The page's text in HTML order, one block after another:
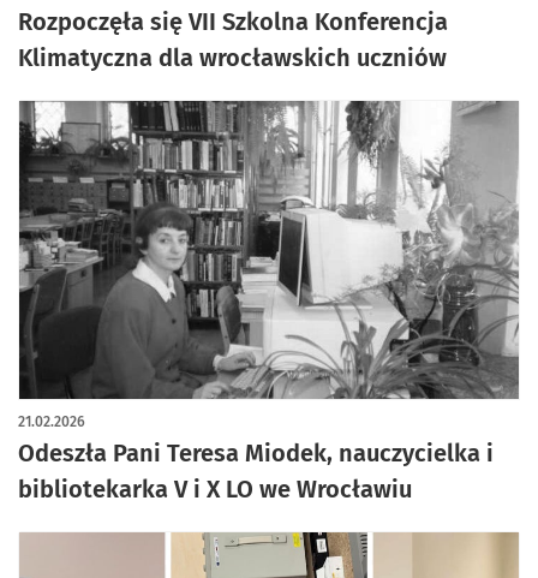
Rozpoczęła się VII Szkolna Konferencja
Klimatyczna dla wrocławskich uczniów
Odeszła Pani Teresa Miodek, nauczycielka i
bibliotekarka V i X LO we Wrocławiu
21.02.2026